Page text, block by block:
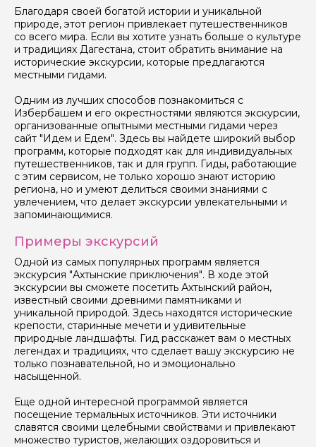
Благодаря своей богатой истории и уникальной
природе, этот регион привлекает путешественников
со всего мира. Если вы хотите узнать больше о культуре
и традициях Дагестана, стоит обратить внимание на
исторические экскурсии, которые предлагаются
местными гидами.
Одним из лучших способов познакомиться с
Избербашем и его окрестностями являются экскурсии,
организованные опытными местными гидами через
сайт "Идем и Едем". Здесь вы найдете широкий выбор
программ, которые подходят как для индивидуальных
путешественников, так и для групп. Гиды, работающие
с этим сервисом, не только хорошо знают историю
региона, но и умеют делиться своими знаниями с
увлечением, что делает экскурсии увлекательными и
запоминающимися.
Примеры экскурсий
Одной из самых популярных программ является
экскурсия "Ахтынские приключения". В ходе этой
экскурсии вы сможете посетить Ахтынский район,
известный своими древними памятниками и
уникальной природой. Здесь находятся исторические
крепости, старинные мечети и удивительные
природные ландшафты. Гид расскажет вам о местных
легендах и традициях, что сделает вашу экскурсию не
только познавательной, но и эмоционально
насыщенной.
Еще одной интересной программой является
посещение термальных источников. Эти источники
славятся своими целебными свойствами и привлекают
множество туристов, желающих оздоровиться и
Ваша электронная почта
Ваш номер телефона
Вопросы и комментарии
Если у вас есть интересующие вопросы, можете их
задать
Я даю своё согласие на обработку персональных
Отправить